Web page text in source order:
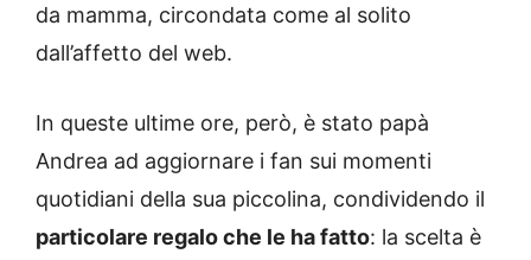
da mamma, circondata come al solito
dall’affetto del web.
In queste ultime ore, però, è stato papà
Andrea ad aggiornare i fan sui momenti
quotidiani della sua piccolina, condividendo il
particolare regalo che le ha fatto: la scelta è